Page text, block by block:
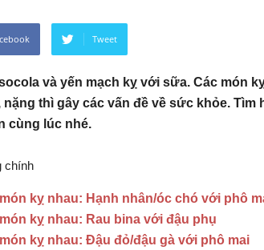
Tweet
và yến mạch kỵ với sữa. Các món
thì gây các vấn đề về sức khỏe. Tìm
cùng lúc nhé.
chính
kỵ nhau: Hạnh nhân/óc chó với phô
kỵ nhau: Rau bina với đậu phụ
kỵ nhau: Đậu đỏ/đậu gà với phô mai